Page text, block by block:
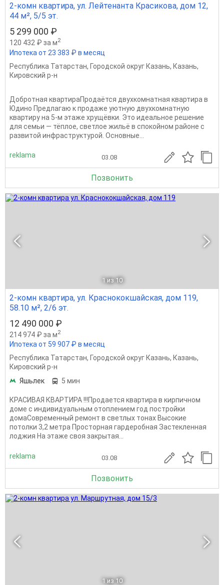
2-комн квартира, ул. Лейтенанта Красикова, дом 12,
44 м², 5/5 эт.
5 299 000 ₽
120 432 ₽ за м2
Ипотека от 23 383 ₽ в месяц
Республика Татарстан, Городской округ Казань, Казань,
Кировский р-н
Добротная квартираПродаётся двухкомнатная квартира в
Юдино Предлагаю к продаже уютную двухкомнатную
квартиру на 5‑м этаже хрущёвки. Это идеальное решение
для семьи — тёплое, светлое жильё в спокойном районе с
развитой инфраструктурой. Основные...
reklama 03.08
Позвонить
1 из 10
2-комн квартира, ул. Краснококшайская, дом 119,
58.10 м², 2/6 эт.
12 490 000 ₽
214 974 ₽ за м2
Ипотека от 59 907 ₽ в месяц
Республика Татарстан, Городской округ Казань, Казань,
Кировский р-н
Яшьлек
5 мин
КРАСИВАЯ КВАРТИРА !!!Продается квартира в кирпичном
доме с индивидуальным отоплением год постройки
домаСовременный ремонт в светлых тонах Высокие
потолки 3,2 метра Просторная гардеробная Застекленная
лоджия На этаже своя закрытая...
reklama 03.08
Позвонить
1 из 10